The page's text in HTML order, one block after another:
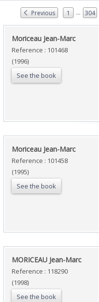
Previous 1 ... 304
‎Moriceau Jean-Marc‎
Reference : 101468
(1996)
See the book
‎Moriceau Jean-Marc‎
Reference : 101458
(1995)
See the book
‎MORICEAU Jean-Marc‎
Reference : 118290
(1998)
See the book